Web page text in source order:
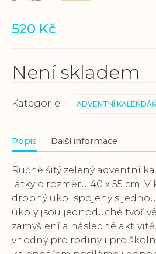
520 Kč
Není skladem
Kategorie: ADVENTNÍ
Popis Další informace
Ručně šitý zelený adventní
látky o rozměru 40 x 55 cm.
drobný úkol spojený s
úkoly jsou jednoduché
zamyšlení a následné
vhodný pro rodiny i pro